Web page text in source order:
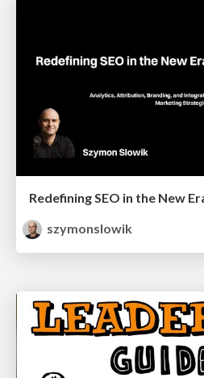
szymonslowik